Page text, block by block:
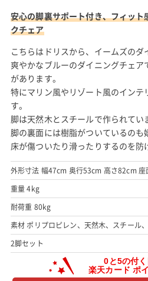
安心の脚裏サポート付き、フィッ
クチェア
こちらはドリスから、イームズのダ
爽やかなブルーのダイニングチェ
があります。
特にマリン風やリゾート風のインテ
す。
脚は天然木とスチールで作られてい
脚の裏面には樹脂がついているのも
床が傷ついたり滑ったりするのを防
外形寸法 幅47cm 奥行53cm 高さ82cm 座
重量 4kg
耐荷重 80kg
素材 ポリプロピレン、天然木、スチール
2脚セット